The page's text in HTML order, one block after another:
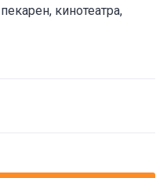
кинотеатра,